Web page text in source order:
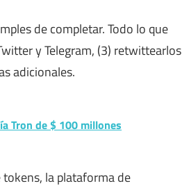
de completar. Todo lo que
y Telegram, (3) retwittearlos
adicionales.
Tron de $ 100 millones
la plataforma de